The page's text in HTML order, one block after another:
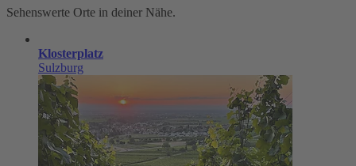
Sehenswerte Orte in deiner Nähe.